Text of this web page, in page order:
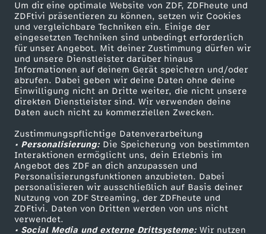
Um dir eine optimale Website von ZDF, ZDFheute und
ZDFtivi präsentieren zu können, setzen wir Cookies
und vergleichbare Techniken ein. Einige der
eingesetzten Techniken sind unbedingt erforderlich
für unser Angebot. Mit deiner Zustimmung dürfen wir
und unsere Dienstleister darüber hinaus
Informationen auf deinem Gerät speichern und/oder
abrufen. Dabei geben wir deine Daten ohne deine
Einwilligung nicht an Dritte weiter, die nicht unsere
direkten Dienstleister sind. Wir verwenden deine
Daten auch nicht zu kommerziellen Zwecken.
Zustimmungspflichtige Datenverarbeitung
• Personalisierung:Die Speicherung von bestimmten
Interaktionen ermöglicht uns, dein Erlebnis im
Angebot des ZDF an dich anzupassen und
Personalisierungsfunktionen anzubieten. Dabei
personalisieren wir ausschließlich auf Basis deiner
Nutzung von ZDF Streaming, der ZDFheute und
ZDFtivi. Daten von Dritten werden von uns nicht
verwendet.
• Social Media und externe Drittsysteme:Wir nutzen
-
K
O
R
R
E
K
T
Mehr ZDF
ZDF-Apps
Smart TV
ZDFtext
Livestreams
Sendungen A-Z
TV-Programm
Service
ZDFmitreden
Kontakt zum ZDF
Tickets
Zuschauerservice
Hilfe